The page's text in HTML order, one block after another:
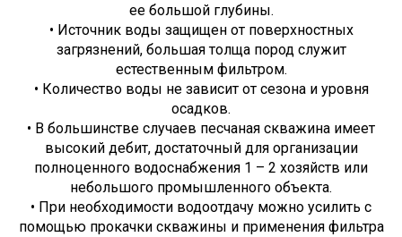
ее большой глубины.
• Источник воды защищен от поверхностных
загрязнений, большая толща пород служит
естественным фильтром.
• Количество воды не зависит от сезона и уровня
осадков.
• В большинстве случаев песчаная скважина имеет
высокий дебит, достаточный для организации
полноценного водоснабжения 1 – 2 хозяйств или
небольшого промышленного объекта.
• При необходимости водоотдачу можно усилить с
помощью прокачки скважины и применения фильтра